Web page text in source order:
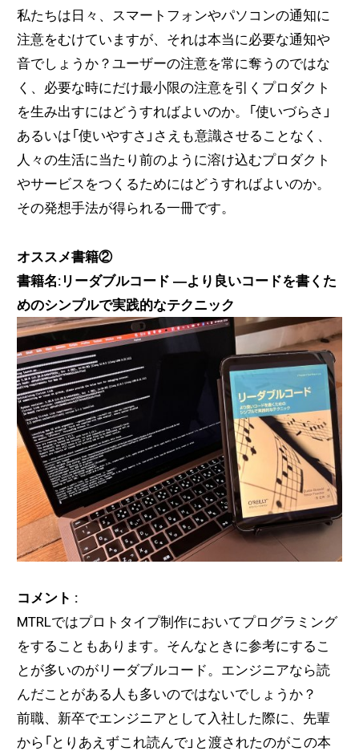
私たちは日々、スマートフォンやパソコンの通知に
注意をむけていますが、それは本当に必要な通知や
音でしょうか？ユーザーの注意を常に奪うのではな
く、必要な時にだけ最小限の注意を引くプロダクト
を生み出すにはどうすればよいのか。「使いづらさ」
あるいは「使いやすさ」さえも意識させることなく、
人々の生活に当たり前のように溶け込むプロダクト
やサービスをつくるためにはどうすればよいのか。
その発想手法が得られる一冊です。
オススメ書籍②
書籍名:リーダブルコード ―より良いコードを書くた
めのシンプルで実践的なテクニック
コメント :
MTRLではプロトタイプ制作においてプログラミング
をすることもあります。そんなときに参考にするこ
とが多いのがリーダブルコード 。 エンジニアなら読
んだことがある人も多いのではないでしょうか？
前職、新卒でエンジニアとして入社した際に、先輩
から「とりあえずこれ読んで」と渡されたのがこの本